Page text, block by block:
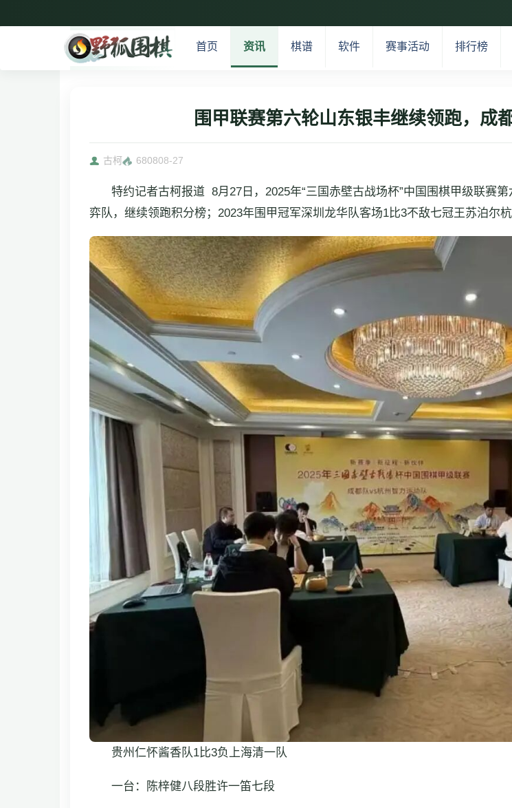
首页 资讯 棋谱 软件 赛事活动 排行榜
围甲联赛第六轮山东银丰继续领跑，成
古柯 680808-27
特约记者古柯报道 8月27日，2025年“三国赤壁古战场杯”中国围棋甲级联赛
弈队，继续领跑积分榜；2023年围甲冠军深圳龙华队客场1比3不敌七冠王苏泊尔
贵州仁怀酱香队1比3负上海清一队
一台：陈梓健八段胜许一笛七段